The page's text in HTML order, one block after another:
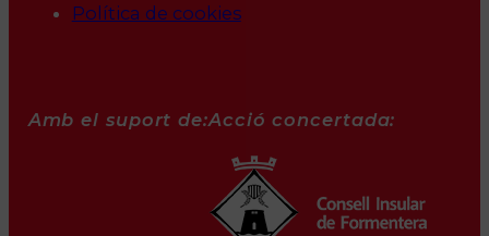
Política de cookies
Amb el suport de:Acció concertada: